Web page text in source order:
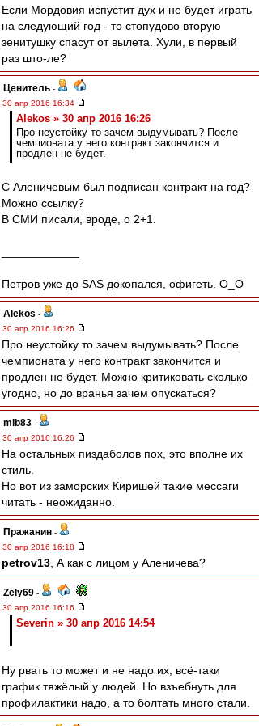
Если Мордовия испустит дух и не будет играть
на следующий год - то стопудово вторую
зенитушку спасут от вылета. Хули, в первый
раз што-ле?
Ценитель -
30 апр 2016 16:34
Alekos » 30 апр 2016 16:26
Про неустойку то зачем выдумывать? После
чемпионата у него контракт закончится и
продлен не будет.
С Аленичевым был подписан контракт на год?
Можно ссылку?
В СМИ писали, вроде, о 2+1.
Петров уже до SAS докопался, офигеть. O_O
Alekos -
30 апр 2016 16:26
Про неустойку то зачем выдумывать? После
чемпионата у него контракт закончится и
продлен не будет. Можно критиковать сколько
угодно, но до вранья зачем опускаться?
mib83 -
30 апр 2016 16:26
На остальных пиздаболов пох, это вполне их
стиль.
Но вот из заморских Киришей такие мессаги
читать - неожиданно.
Пражанин -
30 апр 2016 16:18
petrov13 , А как с лицом у Аленичева?
Zely69 -
30 апр 2016 16:16
Severin » 30 апр 2016 14:54
Ну рвать то может и не надо их, всё-таки
график тяжёлый у людей. Но взъебнуть для
профилактики надо, а то болтать много стали.